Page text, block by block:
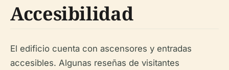
Accesibilidad
El edificio cuenta con ascensores y entradas
accesibles. Algunas reseñas de visitantes